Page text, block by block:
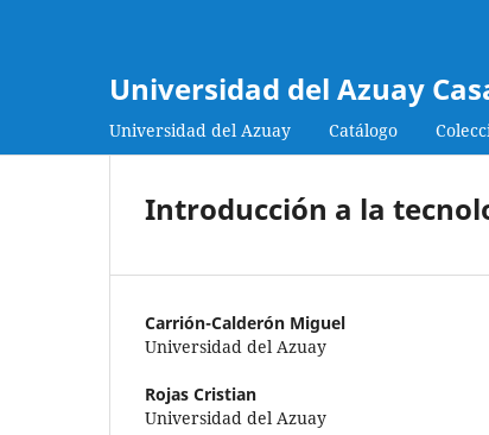
Universidad del Azuay
Universidad del Azuay Catálogo
Introducción a la
Carrión-Calderón Miguel
Universidad del Azuay
Rojas Cristian
Universidad del Azuay